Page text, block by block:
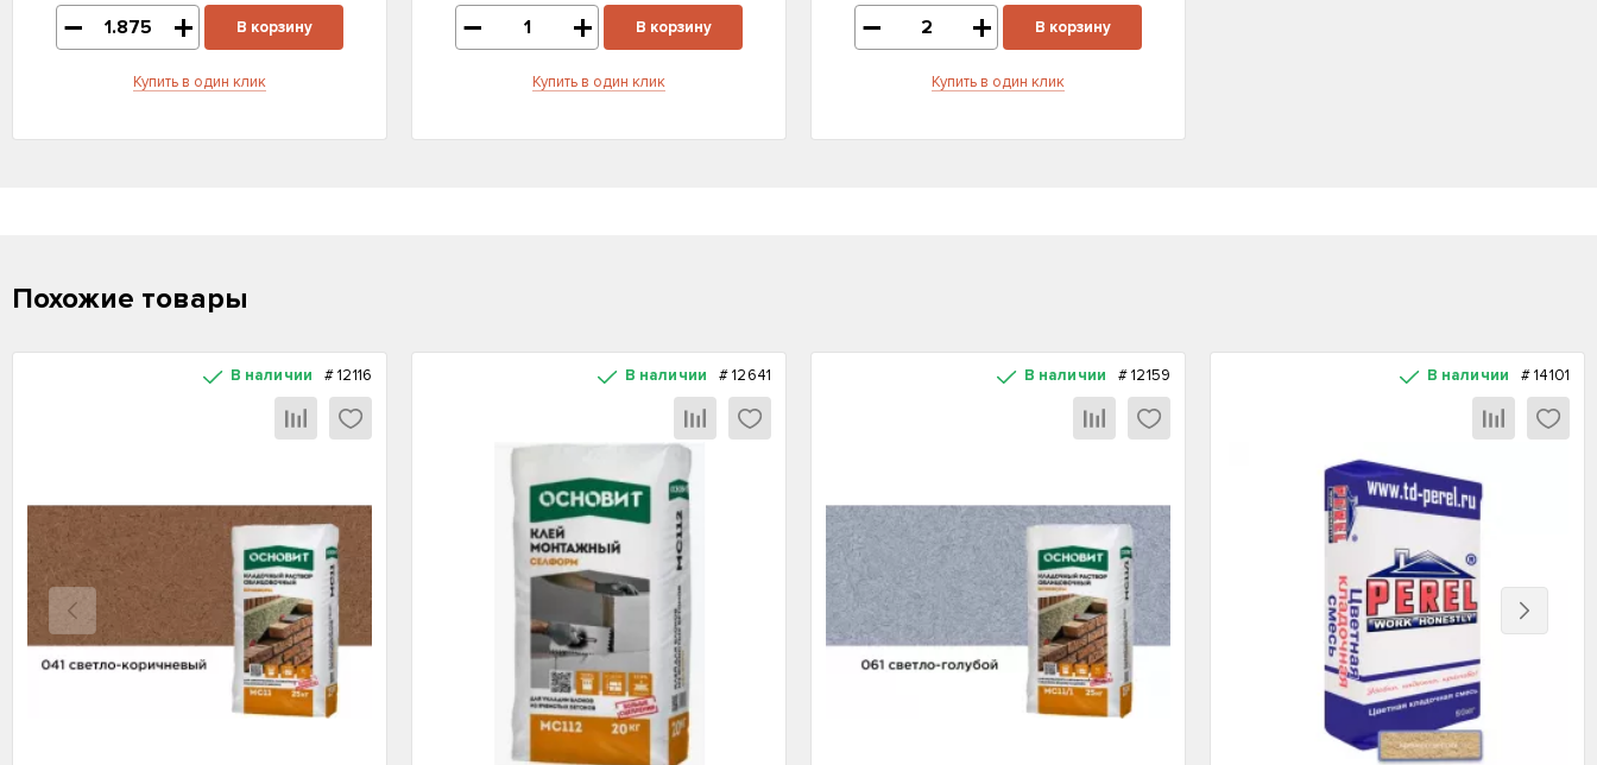
В корзину
Купить в один клик
В корзину
Купить в один клик
В корзину
Купить в один клик
Похожие товары
В наличии #12116 В наличии #12641 В наличии #12159 В наличии #14101
Назад Вперед